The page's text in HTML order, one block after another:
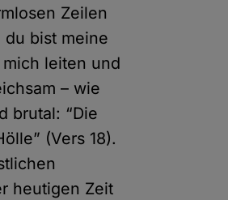
Zeilen
du bist meine
leiten und
– wie
brutal: “Die
(Vers 18).
heutigen Zeit